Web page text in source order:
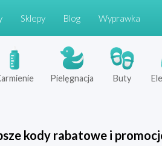
Sklepy Blog Wyprawka
Pielęgnacja Buty
kody rabatowe i